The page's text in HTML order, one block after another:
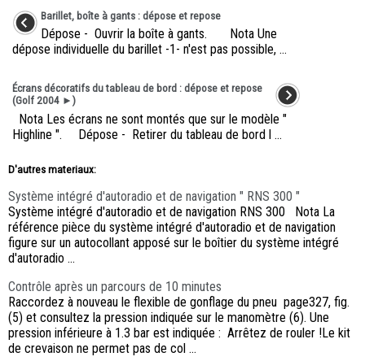
Barillet, boîte à gants : dépose et repose
Dépose - Ouvrir la boîte à gants. Nota Une
dépose individuelle du barillet -1- n'est pas possible, ...
Écrans décoratifs du tableau de bord : dépose et repose
(Golf 2004 ►)
Nota Les écrans ne sont montés que sur le modèle "
Highline ". Dépose - Retirer du tableau de bord l ...
D'autres materiaux:
Système intégré d'autoradio et de navigation " RNS 300 "
Système intégré d'autoradio et de navigation RNS 300 Nota La
référence pièce du système intégré d'autoradio et de navigation
figure sur un autocollant apposé sur le boîtier du système intégré
d'autoradio ...
Contrôle après un parcours de 10 minutes
Raccordez à nouveau le flexible de gonflage du pneu page327, fig.
(5) et consultez la pression indiquée sur le manomètre (6). Une
pression inférieure à 1.3 bar est indiquée : Arrêtez de rouler !Le kit
de crevaison ne permet pas de col ...